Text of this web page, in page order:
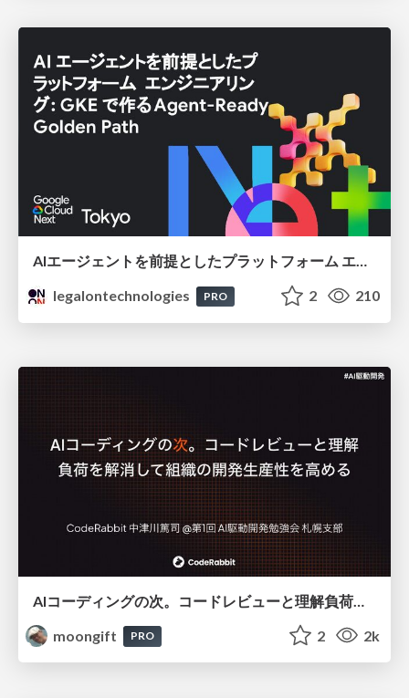
AIエージェントを前提としたプラットフォーム エンジニアリング：GKEで作るAgent-Ready Golden Path
legalontechnologies
PRO 2 210
moongift
PRO 2 2k